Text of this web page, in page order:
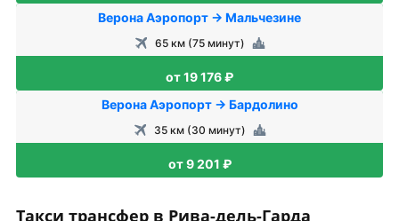
Верона Аэропорт → Мальчезине
65 км (75 минут)
от 19 176 ₽
Верона Аэропорт → Бардолино
35 км (30 минут)
от 9 201 ₽
Такси трансфер в Рива-дель-Гарда